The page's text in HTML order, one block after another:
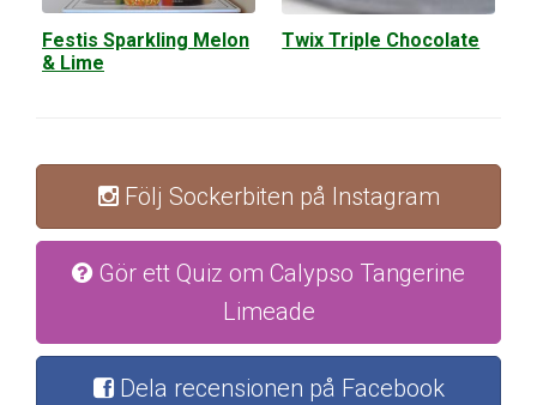
Festis Sparkling Melon
& Lime
Twix Triple Chocolate
Följ Sockerbiten på Instagram
Gör ett Quiz om Calypso Tangerine
Limeade
Dela recensionen på Facebook